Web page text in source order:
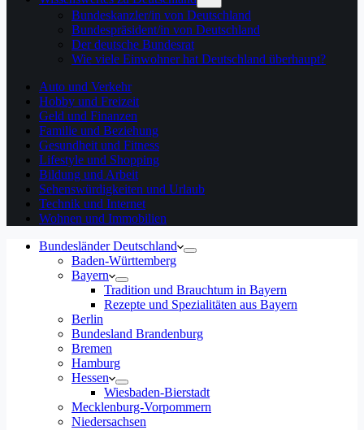
Bundeskanzler/in von Deutschland
Bundespräsident/in von Deutschland
Der deutsche Bundesrat
Wie viele Einwohner hat Deutschland überhaupt?
Auto und Verkehr
Hobby und Freizeit
Geld und Finanzen
Familie und Beziehung
Gesundheit und Fitness
Lifestyle und Shopping
Bildung und Arbeit
Sehenswürdigkeiten und Urlaub
Technik und Internet
Wohnen und Immobilien
Bundesländer Deutschland
Baden-Württemberg
Bayern
Tradition und Brauchtum in Bayern
Rezepte und Spezialitäten aus Bayern
Berlin
Bundesland Brandenburg
Bremen
Hamburg
Hessen
Wiesbaden-Bierstadt
Mecklenburg-Vorpommern
Niedersachsen